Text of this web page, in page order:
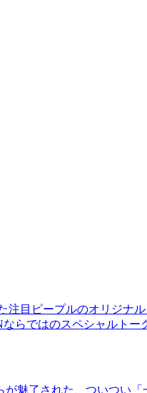
目ピープルのオリジナ
らではのスペシャルトー
魅了された、ついつい